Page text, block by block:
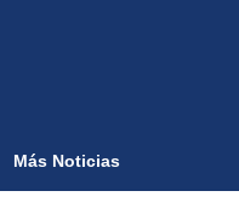
Más Noticias